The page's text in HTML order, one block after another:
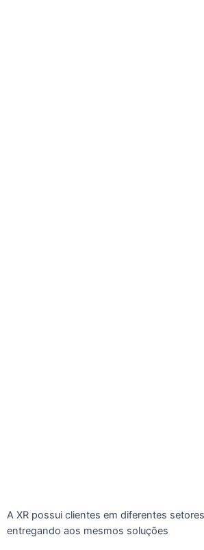
A XR possui clientes em diferentes
entregando aos mesmos soluções